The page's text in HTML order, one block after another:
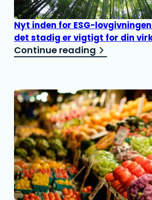
Nyt inden for ESG-
det stadig er vigtigt for din
Continue reading